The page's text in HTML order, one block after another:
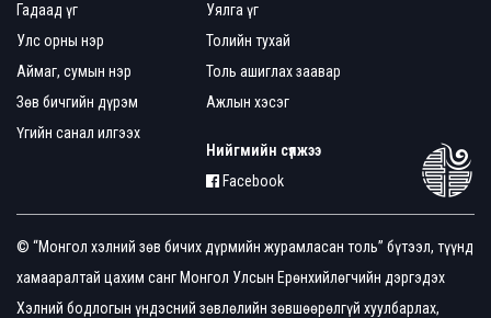
Гадаад үг
Улс орны нэр
Аймаг, сумын нэр
Зөв бичгийн дүрэм
Үгийн санал илгээх
Уялга үг
Толийн тухай
Толь ашиглах заавар
Ажлын хэсэг
Нийгмийн сүлжээ
Facebook
© “Монгол хэлний зөв бичих дүрмийн журамласан толь” бүтээл, түүнд
хамааралтай цахим санг Монгол Улсын Ерөнхийлөгчийн дэргэдэх
Хэлний бодлогын үндэсний зөвлөлийн зөвшөөрөлгүй хуулбарлах,